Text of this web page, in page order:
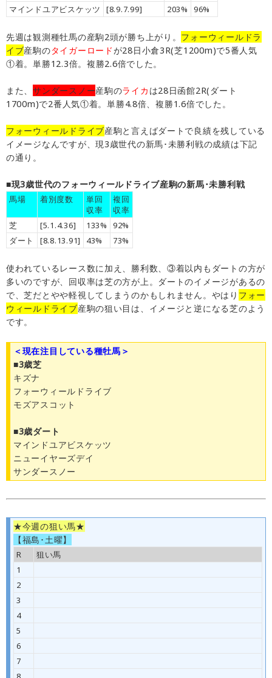
マインドユアビスケッツ
[8.9.7.99] 203% 96%
先週は観測種牡馬の産駒2頭が勝ち上がり。 フォーウィールドラ
イブ産駒のタイガーロードが28日小倉3R(芝1200m)で5番人気
①着。単勝12.3倍。複勝2.6倍でした。
また、サンダースノー産駒のライカ は28日函館2R(ダート
1700m)で2番人気①着。単勝4.8倍、複勝1.6倍でした。
フォーウィールドライブ産駒と言えばダートで良績を残している
イメージなんですが、現3歳世代の新馬･未勝利戦の成績は下記
の通り。
■現3歳世代のフォーウィールドライブ産駒の新馬･未勝利戦
馬場 着別度数
単回
収率
複回
収率
芝
[5.1.4.36] 133%
92%
ダート
[8.8.13.91] 43% 73%
使われているレース数に加え、勝利数、③着以内もダートの方が
多いのですが、回収率は芝の方が上。ダートのイメージがあるの
で、芝だとやや軽視してしまうのかもしれません。やはり フォー
ウィールドライブ産駒の狙い目は、イメージと逆になる芝のよう
です。
＜現在注目している種牡馬＞
■3歳芝
キズナ
フォーウィールドライブ
モズアスコット
■3歳ダート
マインドユアビスケッツ
ニューイヤーズデイ
サンダースノー
★今週の狙い馬★
【福島･土曜】
R
狙い馬
1
2
3
4
5
6
7